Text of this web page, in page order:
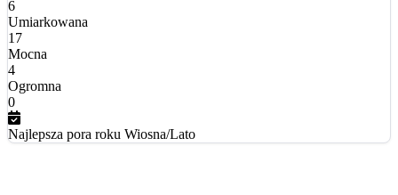
6
Umiarkowana
17
Mocna
4
Ogromna
0
Najlepsza pora roku Wiosna/Lato